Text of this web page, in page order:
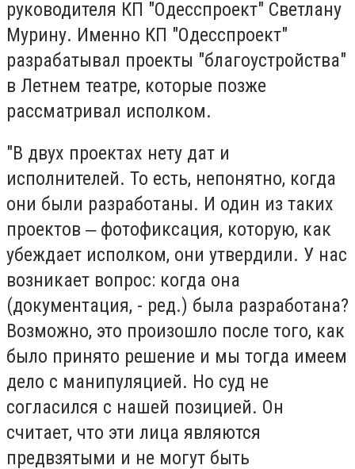
руководителя КП "Одесспроект" Светлану
Мурину. Именно КП "Одесспроект"
разрабатывал проекты "благоустройства"
в Летнем театре, которые позже
рассматривал исполком.
"В двух проектах нету дат и
исполнителей. То есть, непонятно, когда
они были разработаны. И один из таких
проектов ‒ фотофиксация, которую, как
убеждает исполком, они утвердили. У нас
возникает вопрос: когда она
(документация, - ред.) была разработана?
Возможно, это произошло после того, как
было принято решение и мы тогда имеем
дело с манипуляцией. Но суд не
согласился с нашей позицией. Он
считает, что эти лица являются
предвзятыми и не могут быть